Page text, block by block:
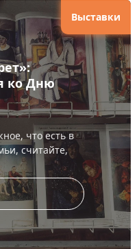
Выставки
ко Дню
что есть в
считайте,
Дали В